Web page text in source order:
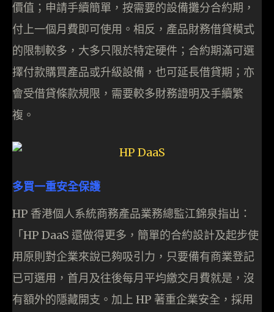
價值；申請手續簡單，按需要的設備攤分合約期，
付上一個月費即可使用。相反，產品財務借貸模式
的限制較多，大多只限於特定硬件；合約期滿可選
擇付款購買產品或升級設備，也可延長借貸期；亦
會受借貸條款規限，需要較多財務證明及手續繁
複。
多買一重安全保護
HP 香港個人系統商務產品業務總監江錦泉指出：
「HP DaaS 還做得更多，簡單的合約設計及起步使
用原則對企業來說已夠吸引力，只要備有商業登記
已可選用，首月及往後每月平均繳交月費就是，沒
有額外的隱藏開支。加上 HP 著重企業安全，採用